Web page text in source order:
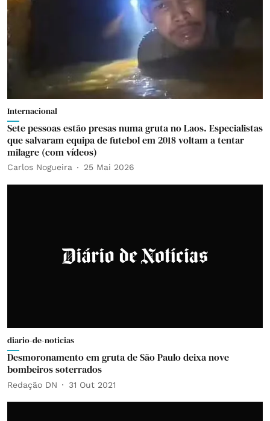
Internacional
Sete pessoas estão presas numa gruta no Laos. Especialistas
que salvaram equipa de futebol em 2018 voltam a tentar
milagre (com vídeos)
Carlos Nogueira 25 Mai 2026
diario-de-noticias
Desmoronamento em gruta de São Paulo deixa nove
bombeiros soterrados
Redação DN 31 Out 2021